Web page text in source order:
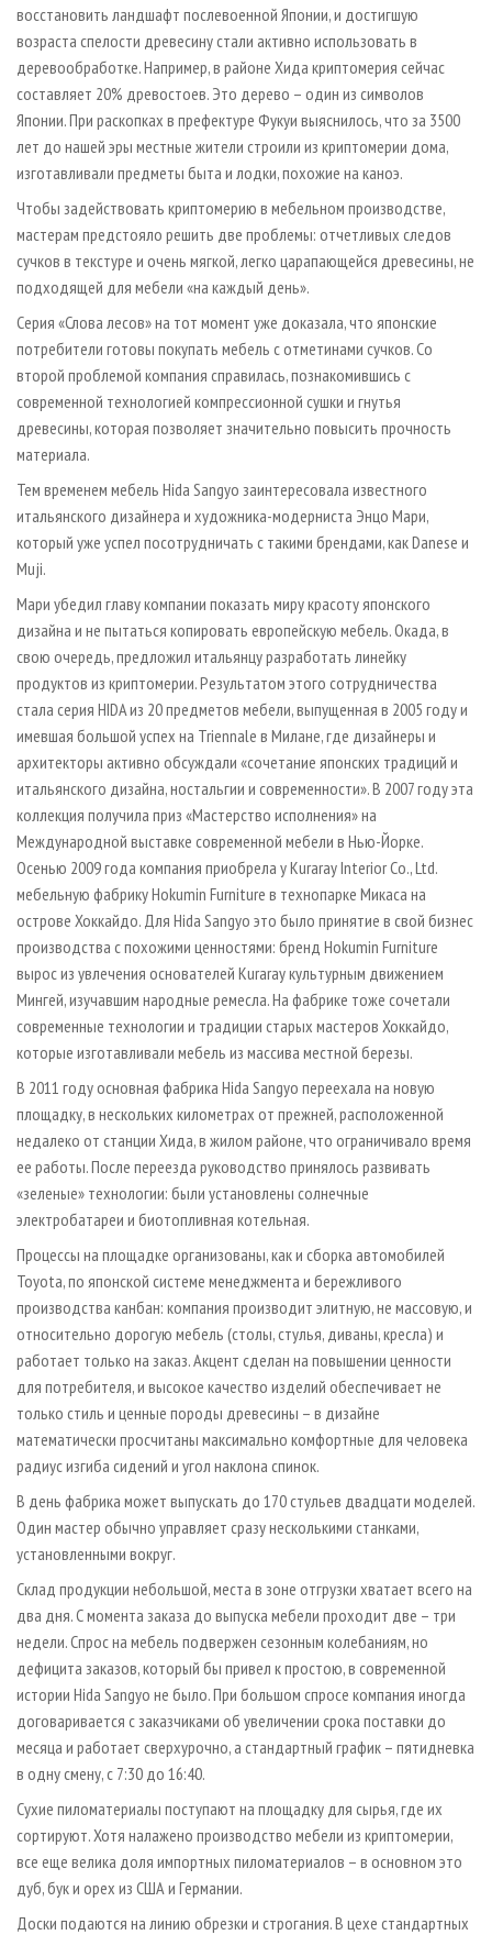
восстановить ландшафт послевоенной Японии, и достигшую
возраста спелости древесину стали активно использовать в
деревообработке. Например, в районе Хида криптомерия сейчас
составляет 20% древостоев. Это дерево – один из символов
Японии. При раскопках в префектуре Фукуи выяснилось, что за 3500
лет до нашей эры местные жители строили из криптомерии дома,
изготавливали предметы быта и лодки, похожие на каноэ.
Чтобы задействовать криптомерию в мебельном производстве,
мастерам предстояло решить две проблемы: отчетливых следов
сучков в текстуре и очень мягкой, легко царапающейся древесины, не
подходящей для мебели «на каждый день».
Серия «Слова лесов» на тот момент уже доказала, что японские
потребители готовы покупать мебель с отметинами сучков. Со
второй проблемой компания справилась, познакомившись с
современной технологией компрессионной сушки и гнутья
древесины, которая позволяет значительно повысить прочность
материала.
Тем временем мебель Hida Sangyo заинтересовала известного
итальянского дизайнера и художника-модерниста Энцо Мари,
который уже успел посотрудничать с такими брендами, как Danese и
Muji.
Мари убедил главу компании показать миру красоту японского
дизайна и не пытаться копировать европейскую мебель. Окада, в
свою очередь, предложил итальянцу разработать линейку
продуктов из криптомерии. Результатом этого сотрудничества
стала серия HIDA из 20 предметов мебели, выпущенная в 2005 году и
имевшая большой успех на Triennale в Милане, где дизайнеры и
архитекторы активно обсуждали «сочетание японских традиций и
итальянского дизайна, ностальгии и современности». В 2007 году эта
коллекция получила приз «Мастерство исполнения» на
Международной выставке современной мебели в Нью-Йорке.
Осенью 2009 года компания приобрела у Kuraray Interior Co., Ltd.
мебельную фабрику Hokumin Furniture в технопарке Микаса на
острове Хоккайдо. Для Hida Sangyo это было принятие в свой бизнес
производства с похожими ценностями: бренд Hokumin Furniture
вырос из увлечения основателей Kuraray культурным движением
Мингей, изучавшим народные ремесла. На фабрике тоже сочетали
современные технологии и традиции старых мастеров Хоккайдо,
которые изготавливали мебель из массива местной березы.
В 2011 году основная фабрика Hida Sangyo переехала на новую
площадку, в нескольких километрах от прежней, расположенной
недалеко от станции Хида, в жилом районе, что ограничивало время
ее работы. После переезда руководство принялось развивать
«зеленые» технологии: были установлены солнечные
электробатареи и биотопливная котельная.
Процессы на площадке организованы, как и сборка автомобилей
Toyota, по японской системе менеджмента и бережливого
производства канбан: компания производит элитную, не массовую, и
относительно дорогую мебель (столы, стулья, диваны, кресла) и
работает только на заказ. Акцент сделан на повышении ценности
для потребителя, и высокое качество изделий обеспечивает не
только стиль и ценные породы древесины – в дизайне
математически просчитаны максимально комфортные для человека
радиус изгиба сидений и угол наклона спинок.
В день фабрика может выпускать до 170 стульев двадцати моделей.
Один мастер обычно управляет сразу несколькими станками,
установленными вокруг.
Склад продукции небольшой, места в зоне отгрузки хватает всего на
два дня. С момента заказа до выпуска мебели проходит две – три
недели. Спрос на мебель подвержен сезонным колебаниям, но
дефицита заказов, который бы привел к простою, в современной
истории Hida Sangyo не было. При большом спросе компания иногда
договаривается с заказчиками об увеличении срока поставки до
месяца и работает сверхурочно, а стандартный график – пятидневка
в одну смену, с 7:30 до 16:40.
Сухие пиломатериалы поступают на площадку для сырья, где их
сортируют. Хотя налажено производство мебели из криптомерии,
все еще велика доля импортных пиломатериалов – в основном это
дуб, бук и орех из США и Германии.
Доски подаются на линию обрезки и строгания. В цехе стандартных